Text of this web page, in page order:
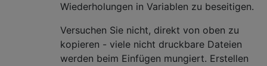
Wiederholungen in Variablen zu beseitigen.
Versuchen Sie nicht, direkt von oben zu
kopieren - viele nicht druckbare Dateien
werden beim Einfügen mungiert. Erstellen